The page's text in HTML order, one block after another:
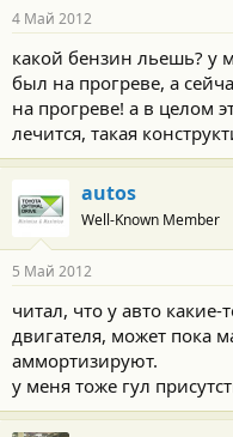
4 Май 2012
какой бензин льешь? у
был на прогреве, а
на прогреве! а в целом
лечится, такая
autos
Well-Known Member
5 Май 2012
читал, что у авто
двигателя, может пока
аммортизируют.
у меня тоже гул